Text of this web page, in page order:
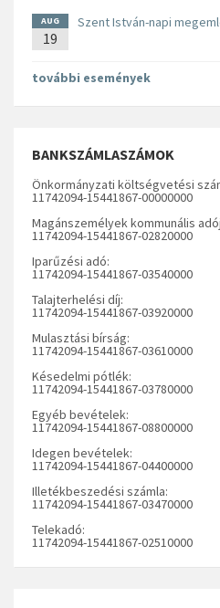
AUG
19
Szent István-napi
további események
BANKSZÁMLASZÁMOK
Önkormányzati költségvetési
11742094-15441867-00000000
Magánszemélyek kommunális
11742094-15441867-02820000
Iparűzési adó:
11742094-15441867-03540000
Talajterhelési díj:
11742094-15441867-03920000
Mulasztási bírság:
11742094-15441867-03610000
Késedelmi pótlék:
11742094-15441867-03780000
Egyéb bevételek:
11742094-15441867-08800000
Idegen bevételek:
11742094-15441867-04400000
Illetékbeszedési számla:
11742094-15441867-03470000
Telekadó:
11742094-15441867-02510000